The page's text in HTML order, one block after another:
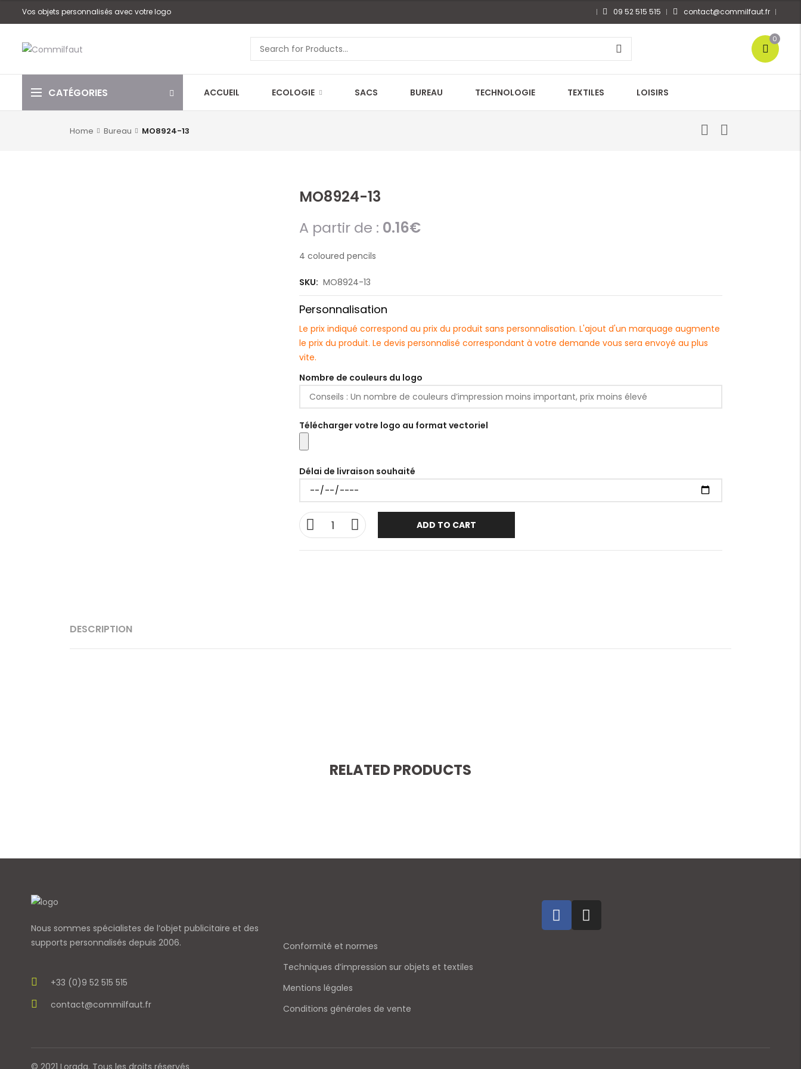
Vos objets personnalisés avec votre logo 09 52 515 515 contact@commilfaut.fr
0
CATÉGORIES ACCUEIL ECOLOGIE SACS BUREAU TECHNOLOGIE TEXTILES LOISIRS
Home Bureau MO8924-13
MO8924-13
A partir de : 0.16€
4 coloured pencils
SKU: MO8924-13
Personnalisation
Le prix indiqué correspond au prix du produit sans personnalisation. L'ajout d'un marquage augmente
le prix du produit. Le devis personnalisé correspondant à votre demande vous sera envoyé au plus
vite.
Nombre de couleurs du logo
Télécharger votre logo au format vectoriel
Délai de livraison souhaité
ADD TO CART
DESCRIPTION
RELATED PRODUCTS
Nous sommes spécialistes de l’objet publicitaire et des
supports personnalisés depuis 2006.
+33 (0)9 52 515 515
contact@commilfaut.fr
Conformité et normes
Techniques d’impression sur objets et textiles
Mentions légales
Conditions générales de vente
© 2021 Lorada. Tous les droits réservés